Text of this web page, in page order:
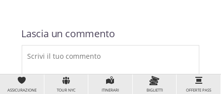
Lascia un commento
ASSICURAZIONE TOUR NYC ITINERARI BIGLIETTI OFFERTE PASS